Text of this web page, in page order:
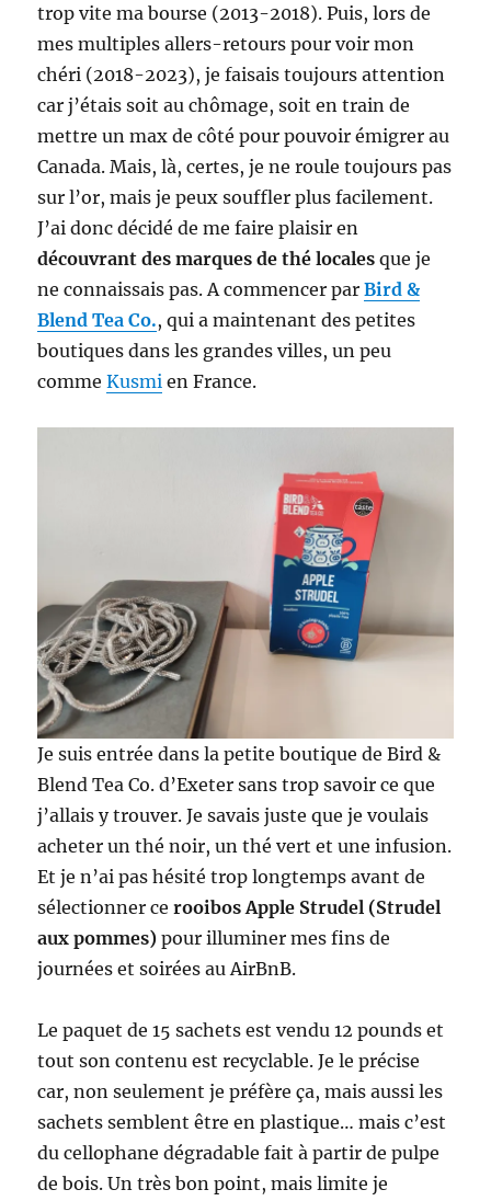
trop vite ma bourse (2013-2018). Puis, lors de
mes multiples allers-retours pour voir mon
chéri (2018-2023), je faisais toujours attention
car j’étais soit au chômage, soit en train de
mettre un max de côté pour pouvoir émigrer au
Canada. Mais, là, certes, je ne roule toujours pas
sur l’or, mais je peux souffler plus facilement.
J’ai donc décidé de me faire plaisir en
découvrant des marques de thé locales que je
ne connaissais pas. A commencer parBird &
Blend Tea Co., qui a maintenant des petites
boutiques dans les grandes villes, un peu
commeKusmi en France.
Je suis entrée dans la petite boutique de Bird &
Blend Tea Co. d’Exeter sans trop savoir ce que
j’allais y trouver. Je savais juste que je voulais
acheter un thé noir, un thé vert et une infusion.
Et je n’ai pas hésité trop longtemps avant de
sélectionner cerooibos Apple Strudel (Strudel
aux pommes) pour illuminer mes fins de
journées et soirées au AirBnB.
Le paquet de 15 sachets est vendu 12 pounds et
tout son contenu est recyclable. Je le précise
car, non seulement je préfère ça, mais aussi les
sachets semblent être en plastique… mais c’est
du cellophane dégradable fait à partir de pulpe
de bois. Un très bon point, mais limite je